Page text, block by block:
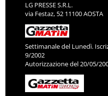
LG PRESSE S.R.L.
via Festaz, 52 11100 AOSTA
Settimanale del Lunedì.
9/2002
Autorizzazione del 20/05/